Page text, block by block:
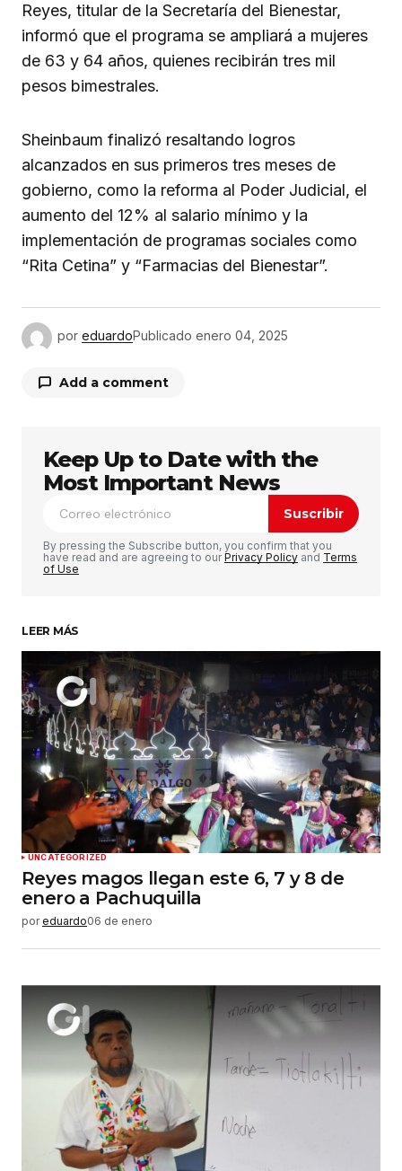
Reyes, titular de la Secretaría del Bienestar,
informó que el programa se ampliará a mujeres
de 63 y 64 años, quienes recibirán tres mil
pesos bimestrales.
Sheinbaum finalizó resaltando logros
alcanzados en sus primeros tres meses de
gobierno, como la reforma al Poder Judicial, el
aumento del 12% al salario mínimo y la
implementación de programas sociales como
“Rita Cetina” y “Farmacias del Bienestar”.
por eduardoPublicado enero 04, 2025
Add a comment
Tu dirección de correo electrónico no será
publicada. Los campos obligatorios están
marcados con*
Comentario *
Su nombre*
Tu correo electrónico*
Guardar mi nombre, correo electrónico y sitio
web en este navegador para la próxima vez que
haga un comentario.
Enviar comentario
Keep Up to Date with the
Most Important News
Suscribir
By pressing the Subscribe button, you confirm that you
have read and are agreeing to ourPrivacy Policy and Terms
of Use
LEER MÁS
UNCATEGORIZED
Reyes magos llegan este 6, 7 y 8 de
enero a Pachuquilla
por eduardo06 de enero